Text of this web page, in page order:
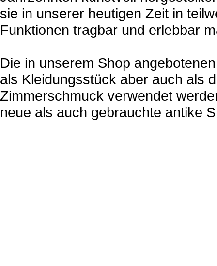
sie in unserer heutigen Zeit in
Funktionen tragbar und erlebbar
Die in unserem Shop
als Kleidungsstück aber auch als
Zimmerschmuck verwendet
neue als auch gebrauchte antike